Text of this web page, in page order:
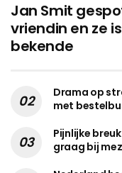
Jan Smit
vriendin en ze
bekende
Drama op
met
Pijnlijke
graag bij